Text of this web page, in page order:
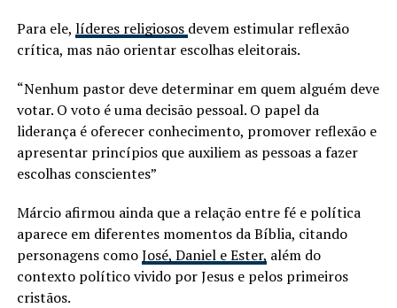
Para ele, líderes religiosos devem estimular reflexão
crítica, mas não orientar escolhas eleitorais.
“Nenhum pastor deve determinar em quem alguém deve
votar. O voto é uma decisão pessoal. O papel da
liderança é oferecer conhecimento, promover reflexão e
apresentar princípios que auxiliem as pessoas a fazer
escolhas conscientes”
Márcio afirmou ainda que a relação entre fé e política
aparece em diferentes momentos da Bíblia, citando
personagens comoJosé, Daniel e Ester, além do
contexto político vivido por Jesus e pelos primeiros
cristãos.